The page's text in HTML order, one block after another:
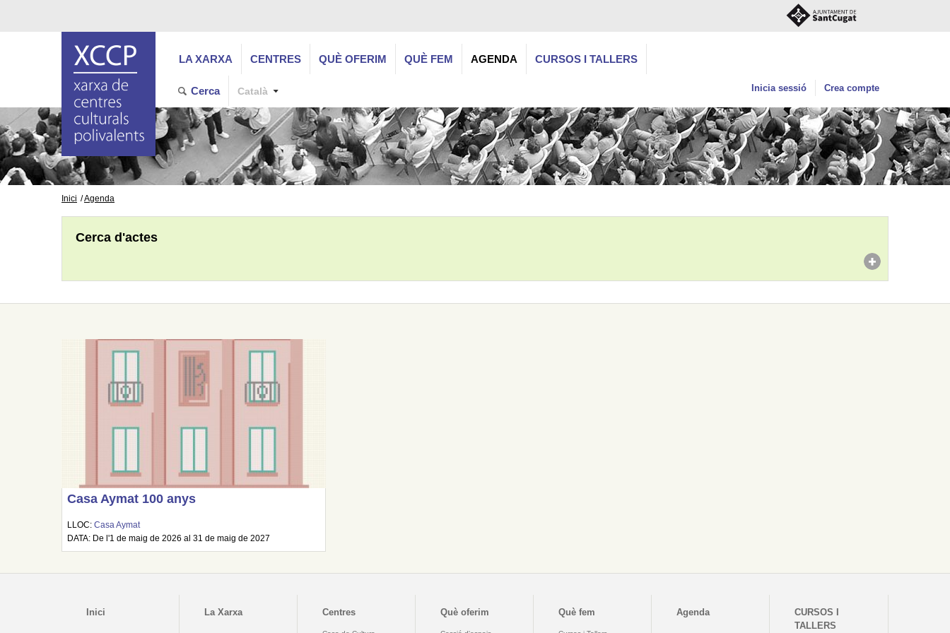
LA XARXA CENTRES QUÈ OFERIM QUÈ FEM AGENDA CURSOS I TALLERS
Cerca Català Inicia sessió Crea compte
Inici Agenda
Cerca d'actes
Casa Aymat 100 anys
LLOC:Casa Aymat
DATA: De l'1 de maig de 2026 al 31 de maig de 2027
Inici La Xarxa Centres Què oferim Què fem Agenda
CURSOS I
TALLERS